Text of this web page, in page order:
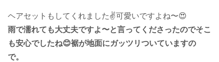
ヘアセットもしてくれました✌️可愛いですよね〜😍
雨で濡れても大丈夫ですよ〜と言ってくださったのでそこ
も安心でしたね😊裾が地面にガッツリついていますの
で。